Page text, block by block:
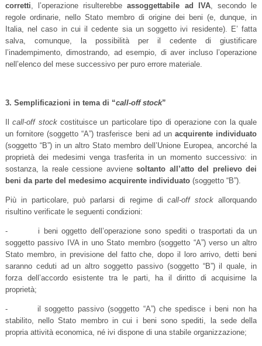
corretti , l’operazione risulterebbeassoggettabile ad IVA, secondo le
regole ordinarie, nello Stato membro di origine dei beni (e, dunque, in
Italia, nel caso in cui il cedente sia un soggetto ivi residente). E’ fatta
salva, comunque, la possibilità per il cedente di giustificare
l’inadempimento, dimostrando, ad esempio, di aver incluso l’operazione
nell’elenco del mese successivo per puro errore materiale.
3. Semplificazioni in tema di “call-off stock”
Ilcall-off stockcostituisce un particolare tipo di operazione con la quale
un fornitore (soggetto “A”) trasferisce beni ad un acquirente individuato
(soggetto “B”) in un altro Stato membro dell’Unione Europea, ancorché la
proprietà dei medesimi venga trasferita in un momento successivo: in
sostanza, la reale cessione avvienesoltanto all’atto del prelievo dei
beni da parte del medesimo acquirente individuato(soggetto “B”).
Più in particolare, può parlarsi di regime dicall-off stock allorquando
risultino verificate le seguenti condizioni:
- i beni oggetto dell’operazione sono spediti o trasportati da un
soggetto passivo IVA in uno Stato membro (soggetto “A”) verso un altro
Stato membro, in previsione del fatto che, dopo il loro arrivo, detti beni
saranno ceduti ad un altro soggetto passivo (soggetto “B”) il quale, in
forza dell’accordo esistente tra le parti, ha il diritto di acquisirne la
proprietà;
- il soggetto passivo (soggetto “A”) che spedisce i beni non ha
stabilito, nello Stato membro in cui i beni sono spediti, la sede della
propria attività economica, né ivi dispone di una stabile organizzazione;